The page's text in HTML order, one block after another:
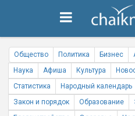
Общество Политика Бизнес
Наука
Афиша Культура
Статистика
Народный календарь
Закон и порядок
Образование